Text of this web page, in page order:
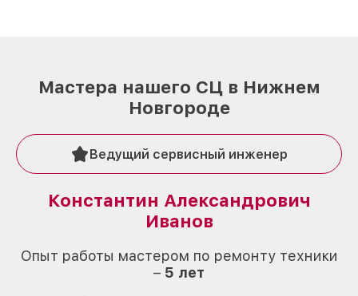
Мастера нашего СЦ в Нижнем
Новгороде
Ведущий сервисный инженер
Константин Александрович
Иванов
Опыт работы мастером по ремонту техники
– 5 лет